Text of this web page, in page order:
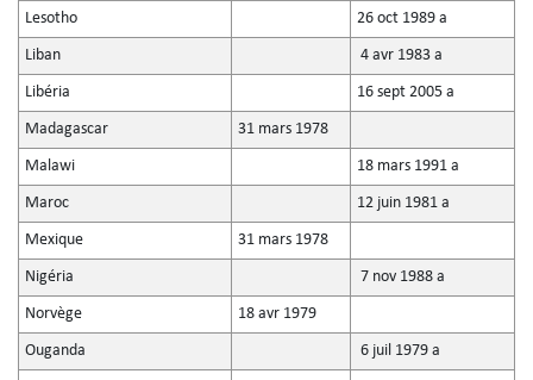
Lesotho 26 oct 1989 a
Liban 4 avr 1983 a
Libéria 16 sept 2005 a
Madagascar 31 mars 1978
Malawi 18 mars 1991 a
Maroc 12 juin 1981 a
Mexique 31 mars 1978
Nigéria 7 nov 1988 a
Norvège 18 avr 1979
Ouganda 6 juil 1979 a